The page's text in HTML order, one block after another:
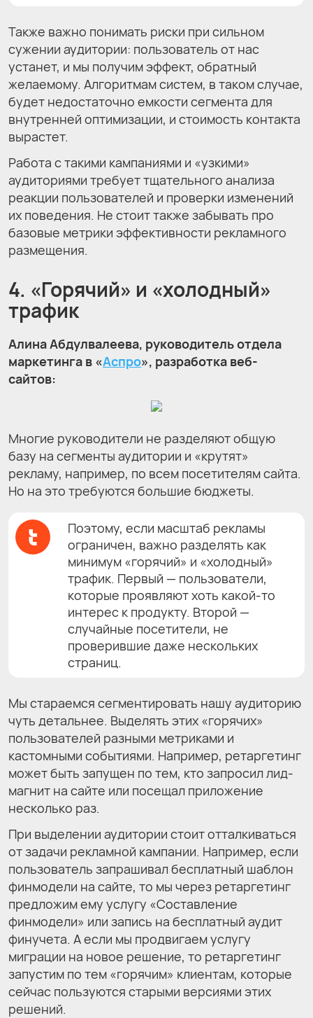
Также важно понимать риски при сильном
сужении аудитории: пользователь от нас
устанет, и мы получим эффект, обратный
желаемому. Алгоритмам систем, в таком случае,
будет недостаточно емкости сегмента для
внутренней оптимизации, и стоимость контакта
вырастет.
Работа с такими кампаниями и «узкими»
аудиториями требует тщательного анализа
реакции пользователей и проверки изменений
их поведения. Не стоит также забывать про
базовые метрики эффективности рекламного
размещения.
4. «Горячий» и «холодный»
трафик
Алина Абдулвалеева, руководитель отдела
маркетинга в «Аспро», разработка веб-
сайтов:
Многие руководители не разделяют общую
базу на сегменты аудитории и «крутят»
рекламу, например, по всем посетителям сайта.
Но на это требуются большие бюджеты.
Поэтому, если масштаб рекламы
ограничен, важно разделять как
минимум «горячий» и «холодный»
трафик. Первый — пользователи,
которые проявляют хоть какой-то
интерес к продукту. Второй —
случайные посетители, не
проверившие даже нескольких
страниц.
Мы стараемся сегментировать нашу аудиторию
чуть детальнее. Выделять этих «горячих»
пользователей разными метриками и
кастомными событиями. Например, ретаргетинг
может быть запущен по тем, кто запросил лид-
магнит на сайте или посещал приложение
несколько раз.
При выделении аудитории стоит отталкиваться
от задачи рекламной кампании. Например, если
пользователь запрашивал бесплатный шаблон
финмодели на сайте, то мы через ретаргетинг
предложим ему услугу «Составление
финмодели» или запись на бесплатный аудит
финучета. А если мы продвигаем услугу
миграции на новое решение, то ретаргетинг
запустим по тем «горячим» клиентам, которые
сейчас пользуются старыми версиями этих
решений.